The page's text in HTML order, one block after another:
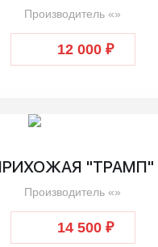
Производитель «»
12 000 ₽
"ТРАМП"
Производитель «»
14 500 ₽